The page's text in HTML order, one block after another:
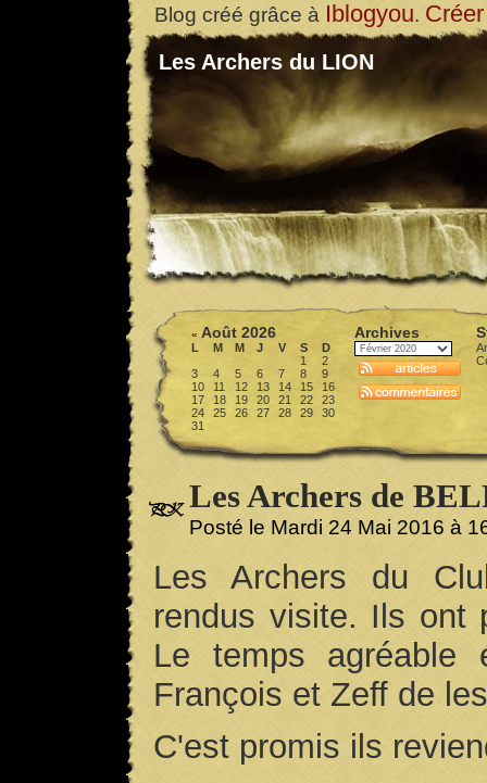
Blog créé grâce à Iblogyou.
Les Archers du LION
« Août 2026
L M M J V S
D
1
2
3
4 5 6 7 8
9
10
11 12 13 14 15
16
17
18 19 20 21 22
23
24
25 26 27 28 29
30
31
Archives
Les Archers de
Posté le Mardi 24 Mai 2016 à
Les Archers du
rendus visite. Ils ont
Le temps
François et Zeff de
C'est promis ils